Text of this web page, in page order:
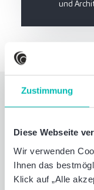
Zustimmung
Diese Webseite
Wir verwenden
Ihnen das
Klick auf „Alle
und